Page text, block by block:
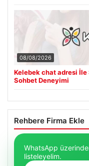
08/08/2026
Kelebek chat adresi
Sohbet Deneyimi
Rehbere Firma Ekle
WhatsApp
listeleyelim.